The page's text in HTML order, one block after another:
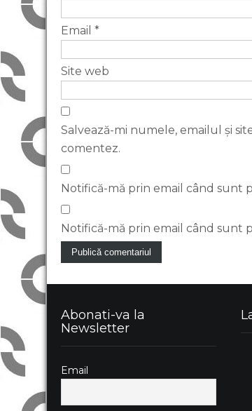
Email *
Site web
Salvează-mi numele, emailul și
comentez.
Notifică-mă prin email când sunt
Notifică-mă prin email când sunt
Abonati-va la
Newsletter
Email